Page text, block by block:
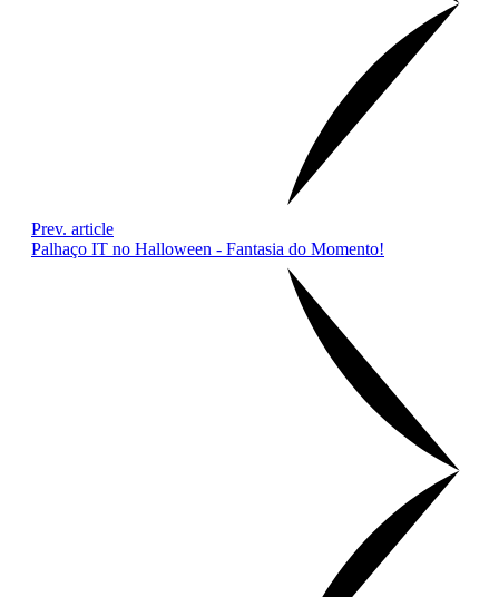
Prev. article
Palhaço IT no Halloween - Fantasia do Momento!